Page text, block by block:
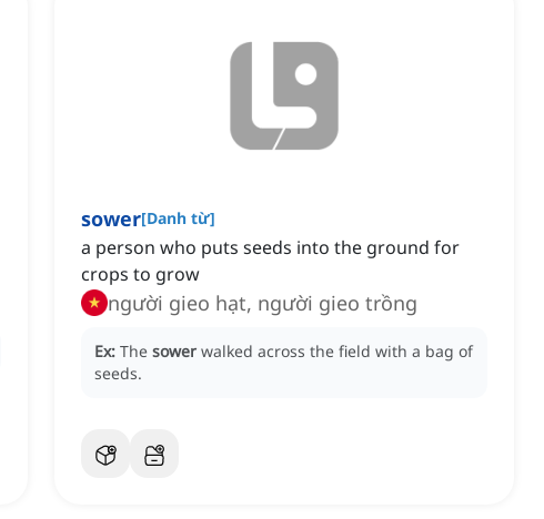
sower[Danh từ]
a person who puts seeds into the ground for
crops to grow
người gieo hạt, người gieo trồng
Ex: The sower walked across the field with a bag of
seeds.